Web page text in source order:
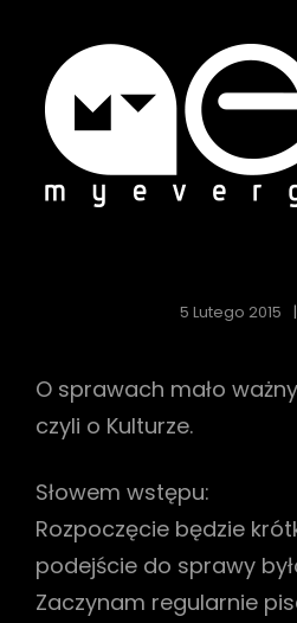
5 Lutego 2015
O sprawach mało
czyli o Kulturze.
Słowem wstępu:
Rozpoczęcie będzie
podejście do sprawy
Zaczynam regularnie